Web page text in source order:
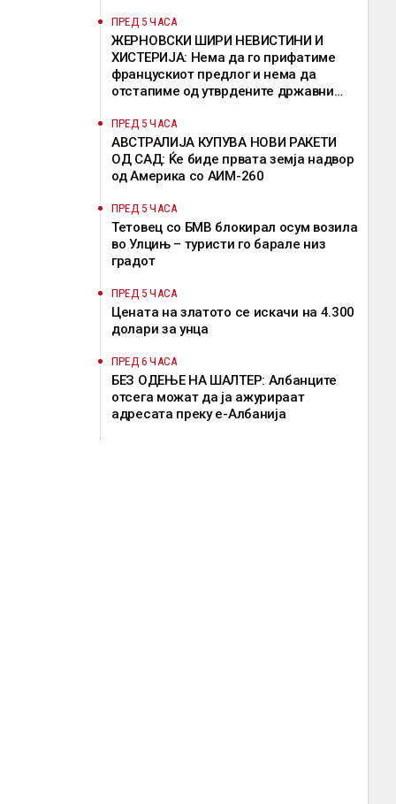
ПРЕД 5 ЧАСА
ЖЕРНОВСКИ ШИРИ НЕВИСТИНИ И
ХИСТЕРИЈА: Нема да го прифатиме
францускиот предлог и нема да
отстапиме од утврдените државни
ПРЕД 5 ЧАСА
АВСТРАЛИЈА КУПУВА НОВИ РАКЕТИ
ОД САД: Ќе биде првата земја надвор
од Америка со АИМ-260
ПРЕД 5 ЧАСА
Тетовец со БМВ блокирал осум возила
во Улцињ – туристи го барале низ
градот
ПРЕД 5 ЧАСА
Цената на златото се искачи на 4.300
долари за унца
ПРЕД 6 ЧАСА
БЕЗ ОДЕЊЕ НА ШАЛТЕР: Албанците
отсега можат да ја ажурираат
адресата преку е-Албанија